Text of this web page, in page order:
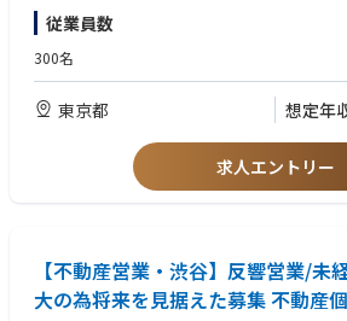
従業員数
300名
東京都 想定年
求人エントリー
【不動産営業・渋谷】反響営業/未
大の為将来を見据えた募集 不動産